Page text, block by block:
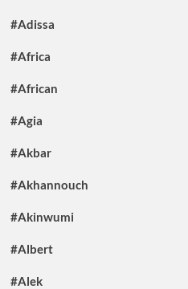
#Adissa
#Africa
#African
#Agia
#Akbar
#Akhannouch
#Akinwumi
#Albert
#Alek